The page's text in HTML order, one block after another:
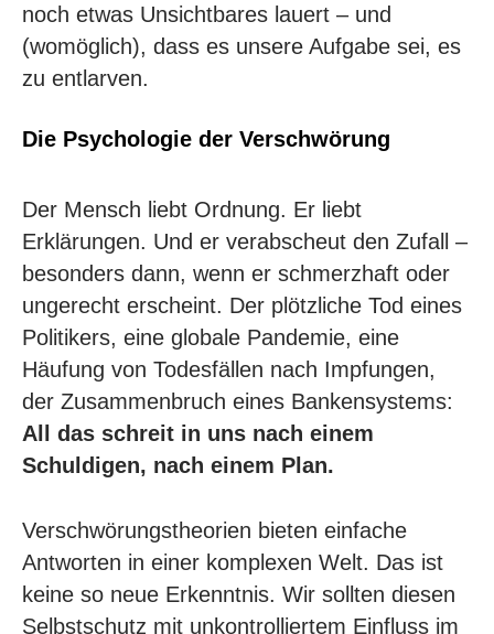
noch etwas Unsichtbares lauert – und
(womöglich), dass es unsere Aufgabe sei, es
zu entlarven.
Die Psychologie der Verschwörung
Der Mensch liebt Ordnung. Er liebt
Erklärungen. Und er verabscheut den Zufall –
besonders dann, wenn er schmerzhaft oder
ungerecht erscheint. Der plötzliche Tod eines
Politikers, eine globale Pandemie, eine
Häufung von Todesfällen nach Impfungen,
der Zusammenbruch eines Bankensystems:
All das schreit in uns nach einem
Schuldigen, nach einem Plan.
Verschwörungstheorien bieten einfache
Antworten in einer komplexen Welt. Das ist
keine so neue Erkenntnis. Wir sollten diesen
Selbstschutz mit unkontrolliertem Einfluss im